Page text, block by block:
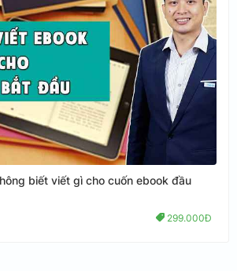
biết viết gì cho cuốn ebook đầu
299.000Đ